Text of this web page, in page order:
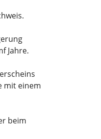
Jahre.
mit einem
beim